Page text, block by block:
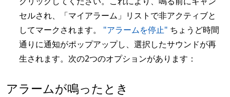
セルされ、「マイアラーム」リストで非アクティブと
してマークされます。 "アラームを停止" ちょうど時間
通りに通知がポップアップし、選択したサウンドが再
生されます。次の2つのオプションがあります：
アラームが鳴ったとき